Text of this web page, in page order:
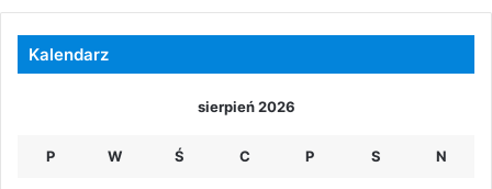
Kalendarz
sierpień 2026
P W Ś C P S N